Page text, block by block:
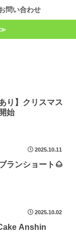
問い合わせ
≫
り】クリスマス
始
2025.10.11
ランショート🌰
2025.10.02
Anshin